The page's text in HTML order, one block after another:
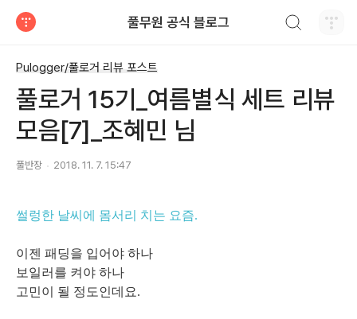
풀무원 공식 블로그
Pulogger/풀로거 리뷰 포스트
풀로거 15기_여름별식 세트 리뷰
모음[7]_조혜민 님
풀반장 2018. 11. 7. 15:47
썰렁한 날씨에 몸서리 치는 요즘.
이젠 패딩을 입어야 하나
보일러를 켜야 하나
고민이 될 정도인데요.